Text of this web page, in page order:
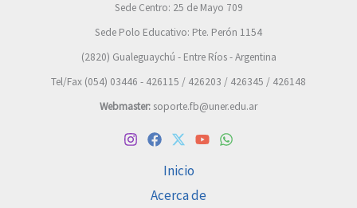
Sede Centro: 25 de Mayo 709
Sede Polo Educativo: Pte. Perón 1154
(2820) Gualeguaychú - Entre Ríos - Argentina
Tel/Fax (054) 03446 - 426115 / 426203 / 426345 / 426148
Webmaster: soporte.fb@uner.edu.ar
Inicio
Acerca de